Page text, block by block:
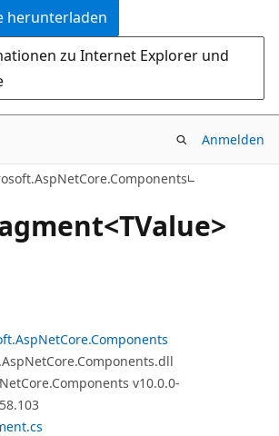
herunterladen
zu Internet Explorer und
Anmelden
v10.0.0-